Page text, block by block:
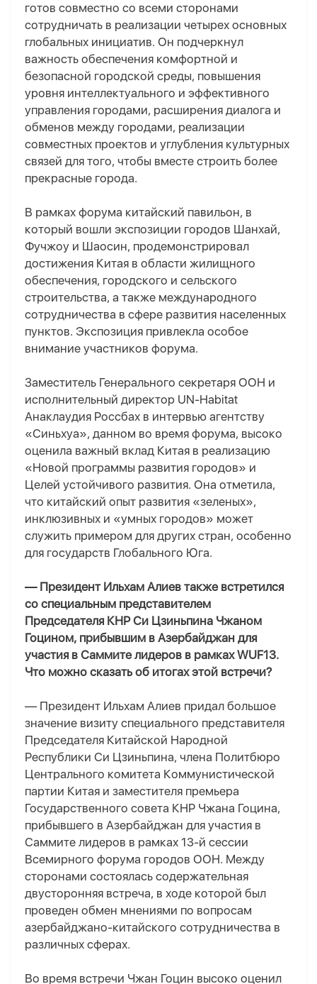
готов совместно со всеми сторонами
сотрудничать в реализации четырех основных
глобальных инициатив. Он подчеркнул
важность обеспечения комфортной и
безопасной городской среды, повышения
уровня интеллектуального и эффективного
управления городами, расширения диалога и
обменов между городами, реализации
совместных проектов и углубления культурных
связей для того, чтобы вместе строить более
прекрасные города.
В рамках форума китайский павильон, в
который вошли экспозиции городов Шанхай,
Фучжоу и Шаосин, продемонстрировал
достижения Китая в области жилищного
обеспечения, городского и сельского
строительства, а также международного
сотрудничества в сфере развития населенных
пунктов. Экспозиция привлекла особое
внимание участников форума.
Заместитель Генерального секретаря ООН и
исполнительный директор UN-Habitat
Анаклаудия Россбах в интервью агентству
«Синьхуа», данном во время форума, высоко
оценила важный вклад Китая в реализацию
«Новой программы развития городов» и
Целей устойчивого развития. Она отметила,
что китайский опыт развития «зеленых»,
инклюзивных и «умных городов» может
служить примером для других стран, особенно
для государств Глобального Юга.
— Президент Ильхам Алиев также встретился
со специальным представителем
Председателя КНР Си Цзиньпина Чжаном
Гоцином, прибывшим в Азербайджан для
участия в Саммите лидеров в рамках WUF13.
Что можно сказать об итогах этой встречи?
— Президент Ильхам Алиев придал большое
значение визиту специального представителя
Председателя Китайской Народной
Республики Си Цзиньпина, члена Политбюро
Центрального комитета Коммунистической
партии Китая и заместителя премьера
Государственного совета КНР Чжана Гоцина,
прибывшего в Азербайджан для участия в
Саммите лидеров в рамках 13-й сессии
Всемирного форума городов ООН. Между
сторонами состоялась содержательная
двусторонняя встреча, в ходе которой был
проведен обмен мнениями по вопросам
азербайджано-китайского сотрудничества в
различных сферах.
Во время встречи Чжан Гоцин высоко оценил